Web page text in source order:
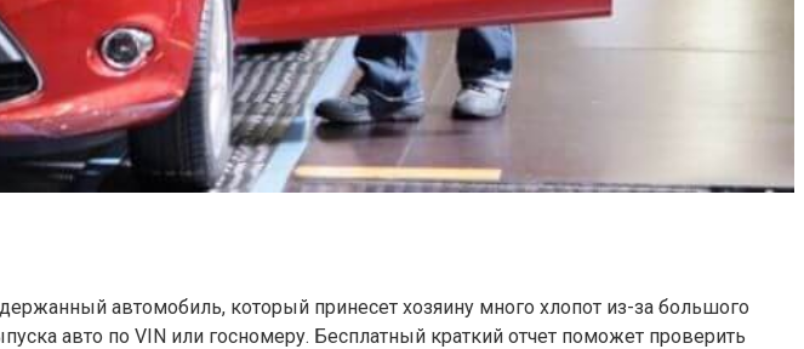
автомобиль, который принесет хозяину много хлопот из-за большого
авто по VIN или госномеру. Бесплатный краткий отчет поможет проверить